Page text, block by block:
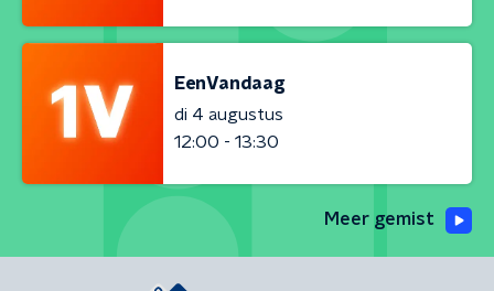
EenVandaag
di 4 augustus
12:00 - 13:30
Meer gemist